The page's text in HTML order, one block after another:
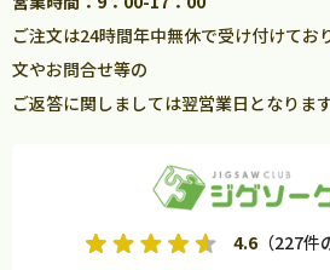
ご注文は24時間年中無休で受け付けてお
文やお問合せ等の
ご返答に関しましては翌営業日となります
4.6 （227件